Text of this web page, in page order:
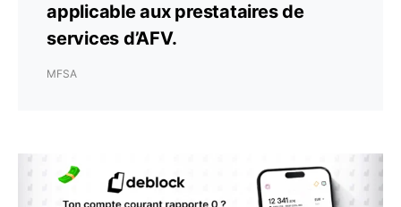
applicable aux prestataires de
services d’AFV.
MFSA